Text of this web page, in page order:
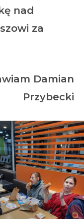
nad
za
Damian
Przybecki